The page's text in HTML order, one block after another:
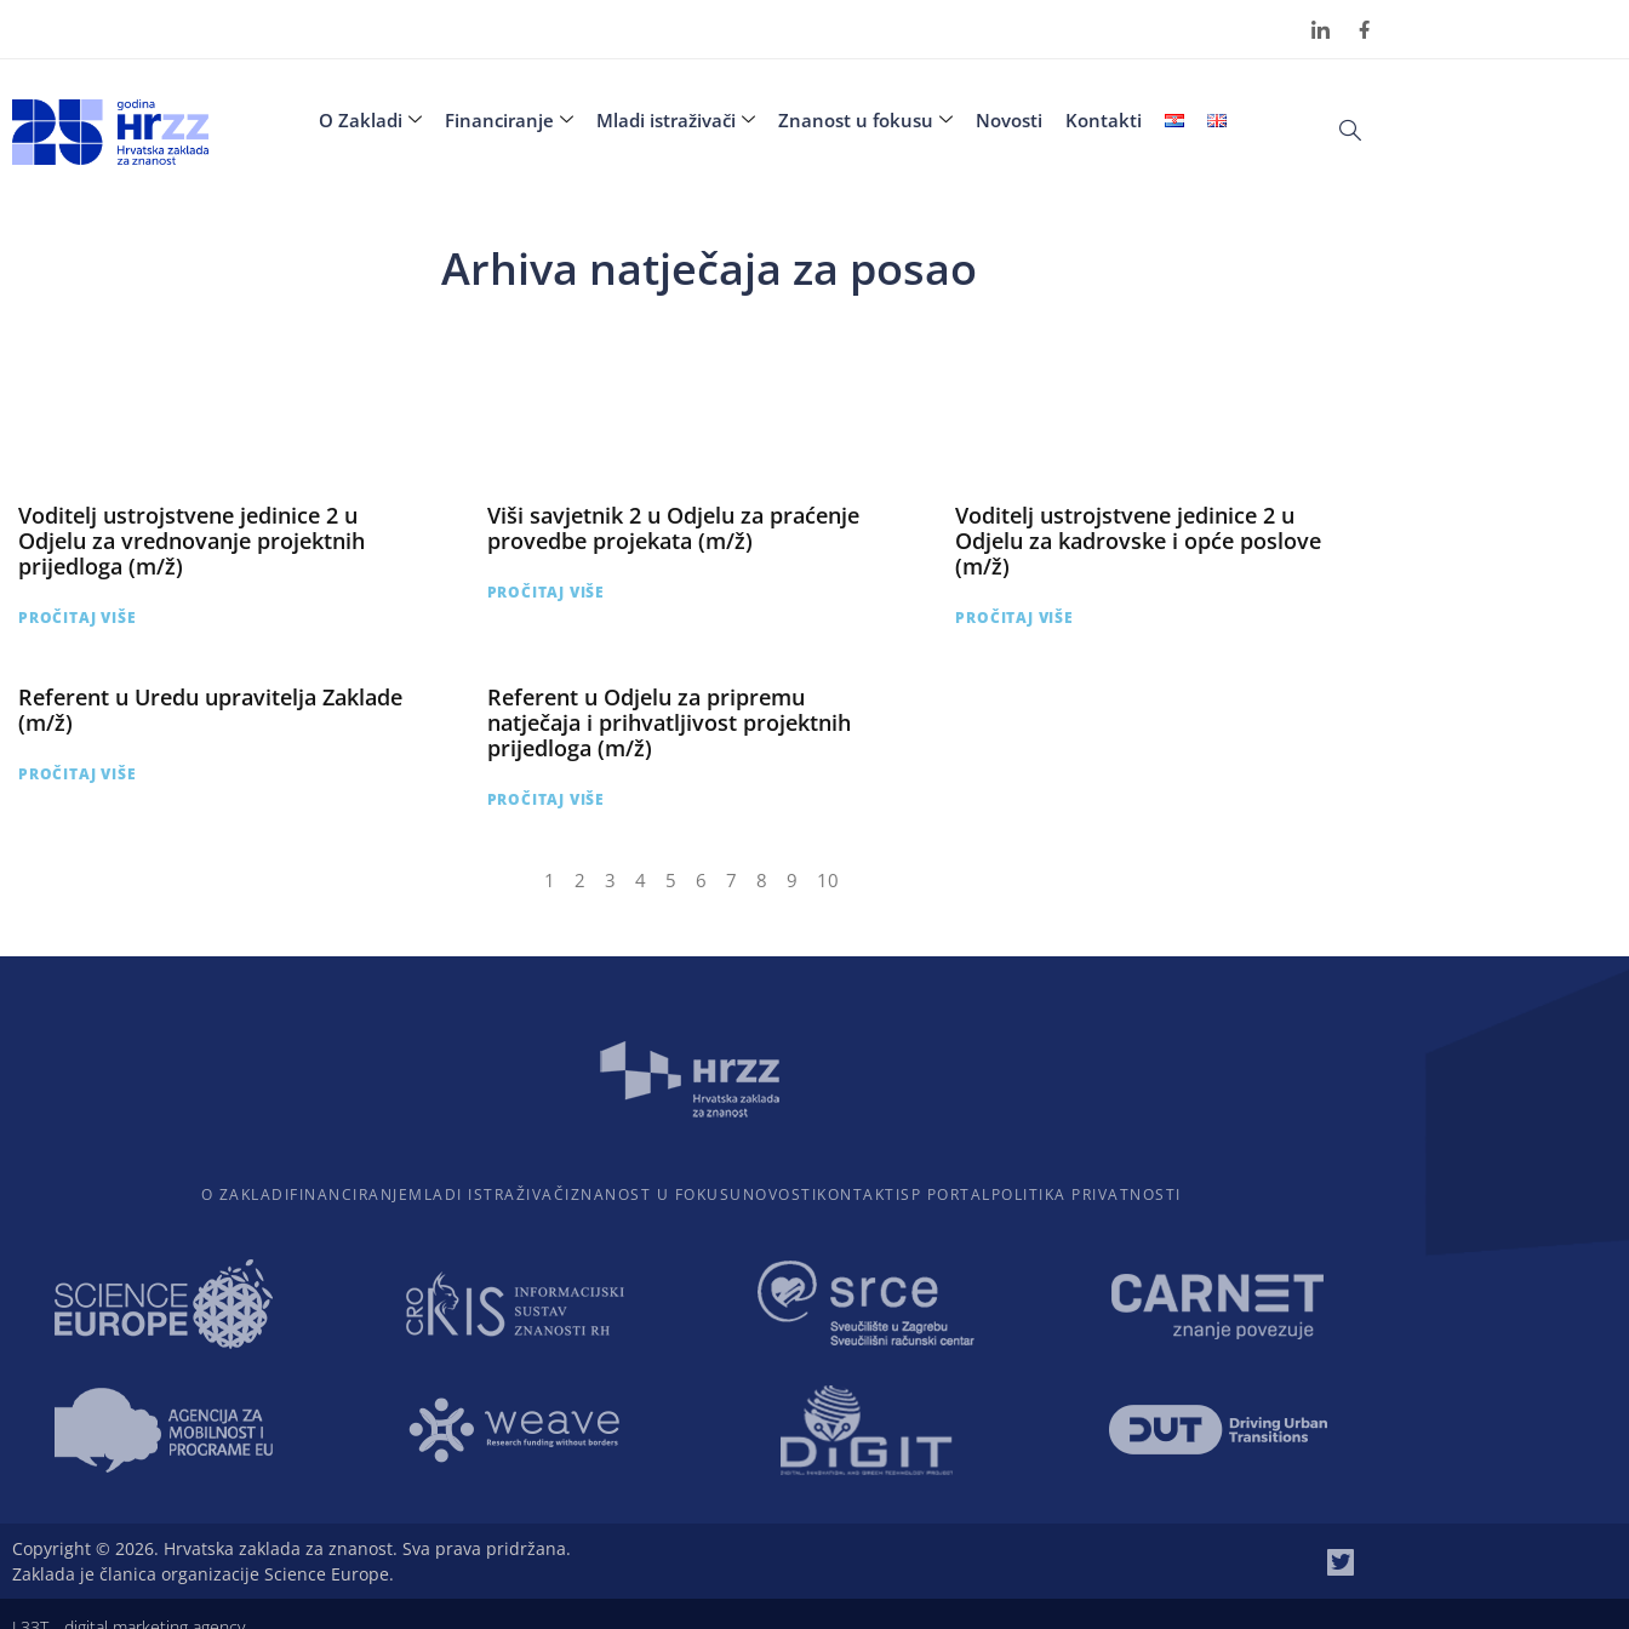
O Zakladi Financiranje Mladi istraživači Znanost u fokusu Novosti Kontakti
Arhiva natječaja za posao
Voditelj ustrojstvene jedinice 2 u
Odjelu za vrednovanje projektnih
prijedloga (m/ž)
PROČITAJ VIŠE
Viši savjetnik 2 u Odjelu za praćenje
provedbe projekata (m/ž)
PROČITAJ VIŠE
Voditelj ustrojstvene jedinice 2 u
Odjelu za kadrovske i opće poslove
(m/ž)
PROČITAJ VIŠE
Referent u Uredu upravitelja Zaklade
(m/ž)
PROČITAJ VIŠE
Referent u Odjelu za pripremu
natječaja i prihvatljivost projektnih
prijedloga (m/ž)
PROČITAJ VIŠE
1 2 3 4 5 6 7 8 9 10
O ZAKLADIFINANCIRANJEMLADI ISTRAŽIVAČIZNANOST U FOKUSU NOVOSTIKONTAKTISP PORTALPOLITIKA PRIVATNOSTI
Copyright © 2026. Hrvatska zaklada za znanost. Sva prava pridržana.
Zaklada je članica organizacije Science Europe.